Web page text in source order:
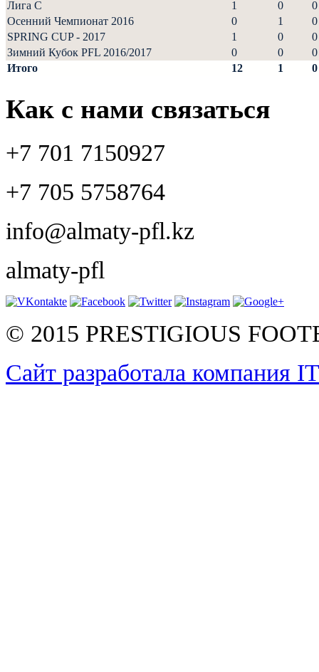
Лига С
1 0
0
Осенний Чемпионат 2016
0 1
0
SPRING CUP - 2017
1 0
0
Зимний Кубок PFL 2016/2017
0 0
0
Итого
12 1 0
Как с нами связаться
+7 701 7150927
+7 705 5758764
info@almaty-pfl.kz
almaty-pfl
© 2015 PRESTIGIOUS
Сайт разработала компания